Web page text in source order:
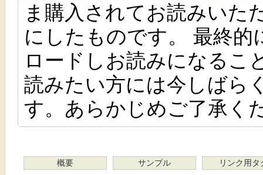
ま購入されてお読みいた
にしたものです。 最終
ロードしお読みになるこ
読みたい方には今しばら
す。あらかじめご了承く
概要 サンプル リンク用タ